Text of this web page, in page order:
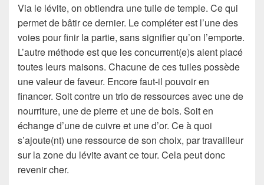
Via le lévite, on obtiendra une tuile de temple. Ce qui
permet de bâtir ce dernier. Le compléter est l’une des
voies pour finir la partie, sans signifier qu’on l’emporte.
L’autre méthode est que les concurrent(e)s aient placé
toutes leurs maisons. Chacune de ces tuiles possède
une valeur de faveur. Encore faut-il pouvoir en
financer. Soit contre un trio de ressources avec une de
nourriture, une de pierre et une de bois. Soit en
échange d’une de cuivre et une d’or. Ce à quoi
s’ajoute(nt) une ressource de son choix, par travailleur
sur la zone du lévite avant ce tour. Cela peut donc
revenir cher.